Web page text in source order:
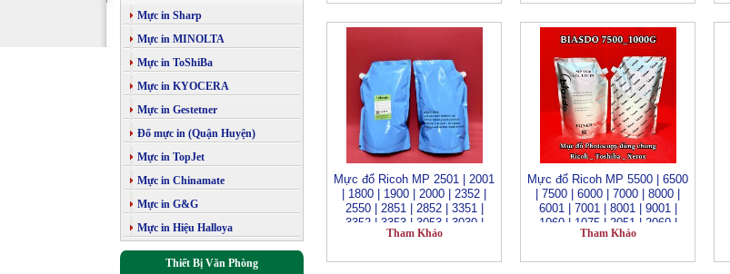
Mực in Sharp
Mực in MINOLTA
Mực in ToShiBa
Mực in KYOCERA
Mực in Gestetner
Đổ mực in (Quận Huyện)
Mực in TopJet
Mực in Chinamate
Mực in G&G
Mực in Hiệu Halloya
Thiết Bị Văn Phòng
Mực đổ Ricoh MP 2501 | 2001
| 1800 | 1900 | 2000 | 2352 |
2550 | 2851 | 2852 | 3351 |
3352 | 3353 | 3053 | 3030 |
4000 | 4001 | 5000 | 5001
Tham Khảo
Mực đổ Ricoh MP 5500 | 6500
| 7500 | 6000 | 7000 | 8000 |
6001 | 7001 | 8001 | 9001 |
1060 | 1075 | 2051 | 2060 |
2075 _BIASDO 7500_ 1000G
Tham Khảo